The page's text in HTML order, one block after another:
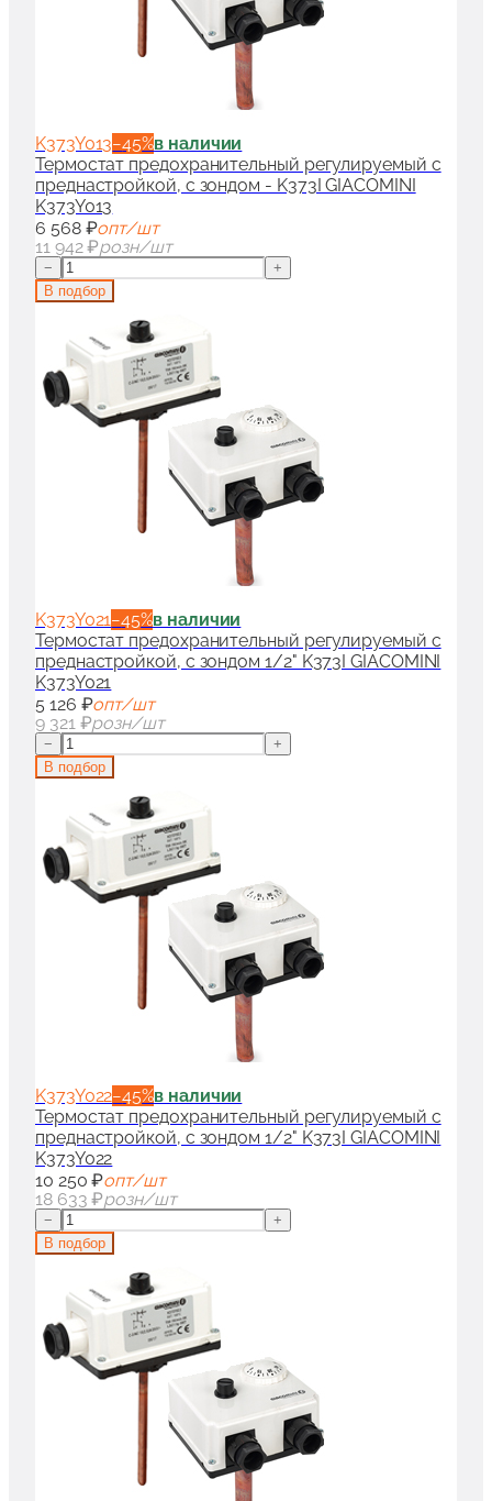
K373Y013−45%в наличии
Термостат предохранительный регулируемый с
преднастройкой, с зондом - K373I GIACOMINI
K373Y013
6 568 ₽опт/шт
11 942 ₽розн/шт
−
+
В подбор
K373Y021−45%в наличии
Термостат предохранительный регулируемый с
преднастройкой, с зондом 1/2" K373I GIACOMINI
K373Y021
5 126 ₽опт/шт
9 321 ₽розн/шт
−
+
В подбор
K373Y022−45%в наличии
Термостат предохранительный регулируемый с
преднастройкой, с зондом 1/2" K373I GIACOMINI
K373Y022
10 250 ₽опт/шт
18 633 ₽розн/шт
−
+
В подбор